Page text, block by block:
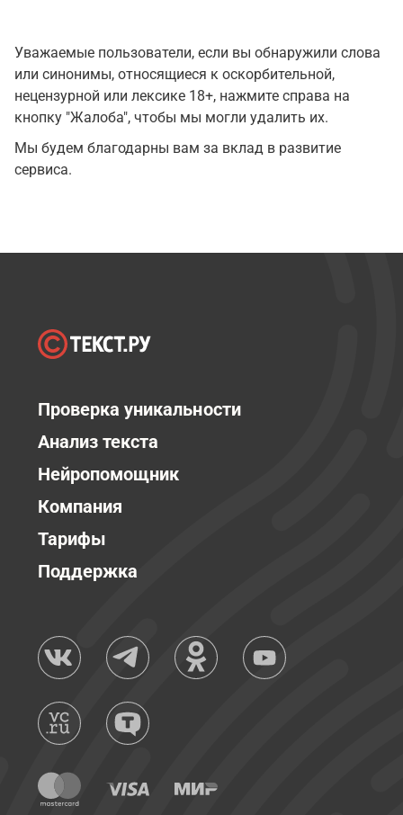
Уважаемые пользователи, если вы обнаружили слова
или синонимы, относящиеся к оскорбительной,
нецензурной или лексике 18+, нажмите справа на
кнопку "Жалоба", чтобы мы могли удалить их.
Мы будем благодарны вам за вклад в развитие
сервиса.
Проверка уникальности
Анализ текста
Нейропомощник
Компания
Тарифы
Поддержка